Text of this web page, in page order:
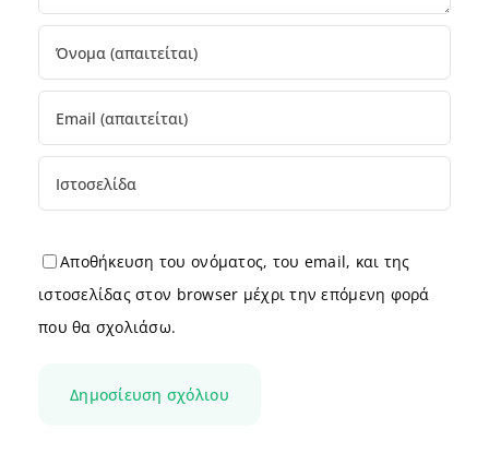
Αποθήκευση του ονόματος, του email, και της
ιστοσελίδας στον browser μέχρι την επόμενη φορά
που θα σχολιάσω.